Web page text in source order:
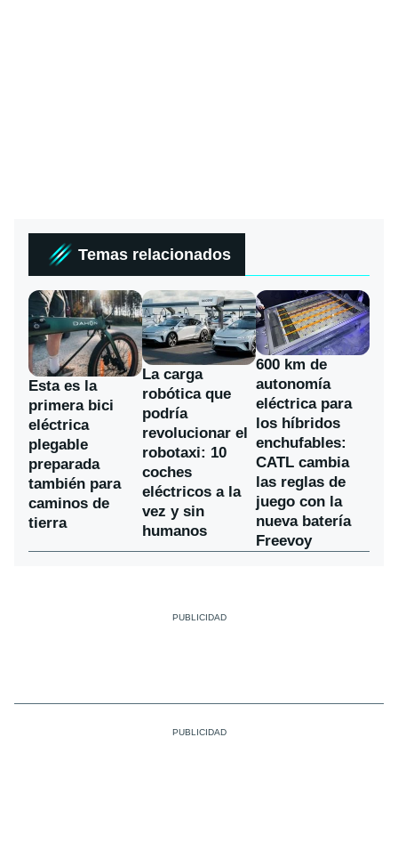
Temas relacionados
Esta es la
primera bici
eléctrica
plegable
preparada
también para
caminos de
tierra
La carga
robótica que
podría
revolucionar el
robotaxi: 10
coches
eléctricos a la
vez y sin
humanos
600 km de
autonomía
eléctrica para
los híbridos
enchufables:
CATL cambia
las reglas de
juego con la
nueva batería
Freevoy